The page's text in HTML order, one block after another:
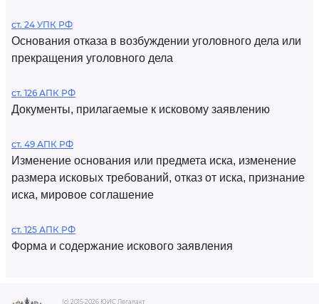
ст. 24 УПК РФ
Основания отказа в возбуждении уголовного дела или
прекращения уголовного дела
ст. 126 АПК РФ
Документы, прилагаемые к исковому заявлению
ст. 49 АПК РФ
Изменение основания или предмета иска, изменение
размера исковых требований, отказ от иска, признание
иска, мировое соглашение
ст. 125 АПК РФ
Форма и содержание искового заявления
(c) 2015-2026 ЮИС Легалакт